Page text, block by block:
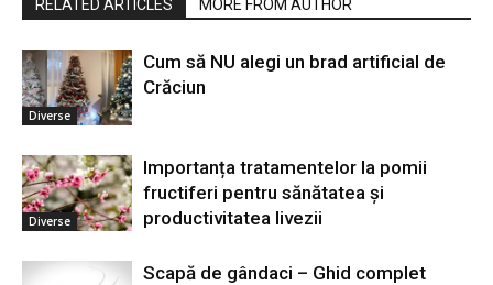
RELATED ARTICLES MORE FROM AUTHOR
Diverse
Cum să NU alegi un brad artificial de
Crăciun
Diverse
Importanța tratamentelor la pomii
fructiferi pentru sănătatea și
productivitatea livezii
Scapă de gândaci – Ghid complet